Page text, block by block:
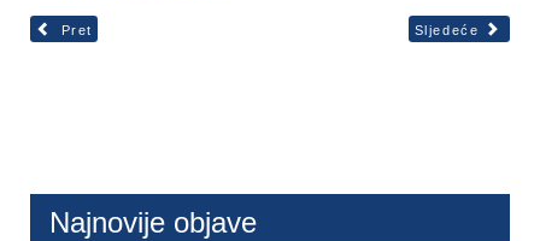
Pret Sljedeće
Najnovije objave